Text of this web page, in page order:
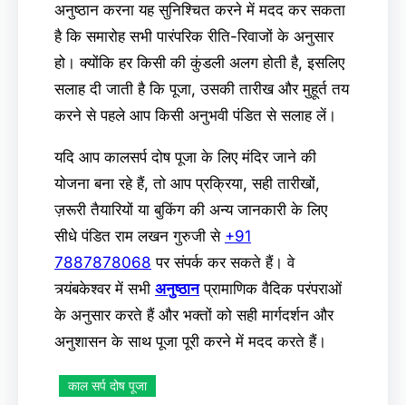
अनुष्ठान करना यह सुनिश्चित करने में मदद कर सकता
है कि समारोह सभी पारंपरिक रीति-रिवाजों के अनुसार
हो। क्योंकि हर किसी की कुंडली अलग होती है, इसलिए
सलाह दी जाती है कि पूजा, उसकी तारीख और मुहूर्त तय
करने से पहले आप किसी अनुभवी पंडित से सलाह लें।
यदि आप कालसर्प दोष पूजा के लिए मंदिर जाने की
योजना बना रहे हैं, तो आप प्रक्रिया, सही तारीखों,
ज़रूरी तैयारियों या बुकिंग की अन्य जानकारी के लिए
सीधे पंडित राम लखन गुरुजी से +91
7887878068 पर संपर्क कर सकते हैं। वे
त्र्यंबकेश्वर में सभी अनुष्ठानप्रामाणिक वैदिक परंपराओं
के अनुसार करते हैं और भक्तों को सही मार्गदर्शन और
अनुशासन के साथ पूजा पूरी करने में मदद करते हैं।
काल सर्प दोष पूजा